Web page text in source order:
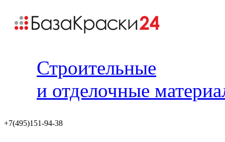
Строительные
и отделочные
+7(495)151-94-38